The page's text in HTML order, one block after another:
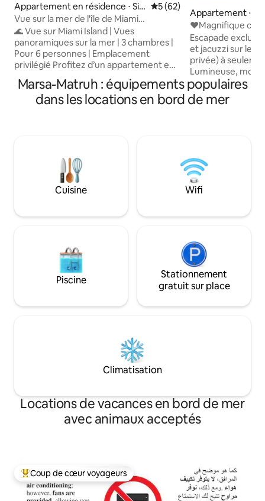
Appartement en résidence ⋅ Sidi
Beshr Bahri
Évaluation moyenne sur la
5 (62)
Vue sur la mer de l'île de Miami
« Alexandria »
🌊 Vue sur Miami Island | Vues
panoramiques sur la mer | 3 chambres |
Pour 6 personnes | Emplacement
privilégié Profitez d’un appartement en
bord de mer entièrement climatisé dans
l’un des quartiers les plus animés
d’Alexandrie. L’appartement offre une
l’atmosphère animée de la ville. Il
accueille confortablement jusqu'à
6 personnes, avec 3 chambres (5 lits),
2 salles de bain « dont une avec cabine
dotée de tous les appareils
Appartement ⋅
❤️Magnifique
toit
Escapade
et jacuzzi sur le
privée) à
Lumineuse,
avec 1 chambre
fauteuil, salon
et cuisine
de miel, les
travail à distance.
résidence
professionnel.
Marsa-Matruh : équipements populaires
dans les locations en bord de mer
Cuisine Wifi
Piscine
Stationnement
gratuit sur place
Climatisation
Locations de vacances en bord de mer
avec animaux acceptés
Coups de cœur voyageurs les plus appréciés
Coup de cœur voyageurs